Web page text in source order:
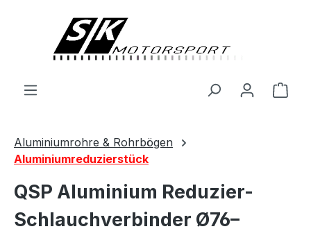
Aluminiumrohre & Rohrbögen
Aluminiumreduzierstück
QSP Aluminium Reduzier-
Schlauchverbinder Ø76–